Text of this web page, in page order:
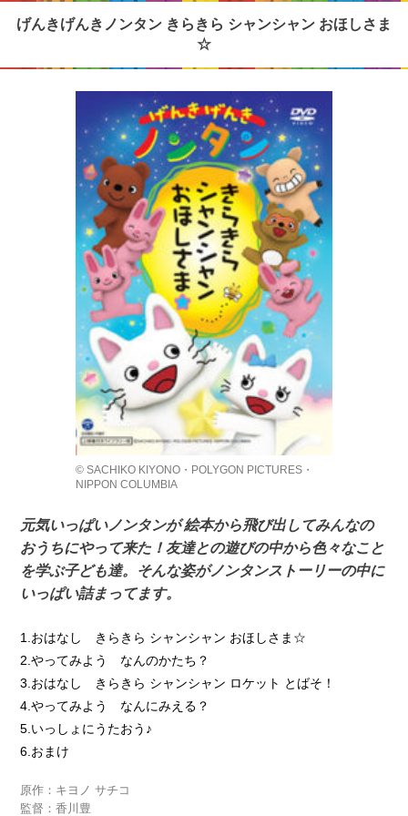
げんきげんきノンタン きらきら シャンシャン おほしさま
☆
© SACHIKO KIYONO・POLYGON PICTURES・
NIPPON COLUMBIA
元気いっぱいノンタンが 絵本から飛び出してみんなの
おうちにやって来た！友達との遊びの中から色々なこと
を学ぶ子ども達。そんな姿がノンタンストーリーの中に
いっぱい詰まってます。
1.おはなし きらきら シャンシャン おほしさま☆
2.やってみよう なんのかたち？
3.おはなし きらきら シャンシャン ロケット とばそ！
4.やってみよう なんにみえる？
5.いっしょにうたおう♪
6.おまけ
原作：キヨノ サチコ
監督：香川豊